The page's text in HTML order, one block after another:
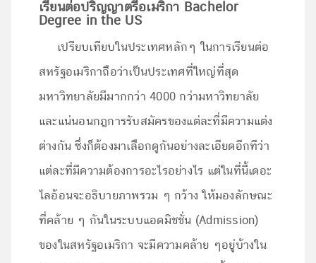
เรียนต่อปริญญาตรีอเมริกา
Bachelor
Degree in the US
เปรียบเทียบในประเทศหลักๆ ในการเรียนต่อ
สหรัฐอเมริกาถือว่าเป็นประเทศที่ใหญ่ที่สุด
มหาวิทยาลัยมีมากกว่า 4000 กว่ามหาวิทยาลัย
และแน่นอนกฎการรับสมัครของแต่ละที่มีความแต่ง
ต่างกัน ซึ่งก็ต้องมาเลือกดูกันอย่างละเอียดอีกทีว่า
แต่ละที่มีความต้องการอะไรอย่างไร แต่ในที่นี้เดอะ
ไลอ้อนจะอธิบายภาพรวม ๆ กว้าง ให้มองลักษณะ
ที่คล้าย ๆ กันในระบบแอดมิชชั่น (Admission)
ของในสหรัฐอเมริกา จะมีความคล้าย ๆอยู่บ้างใน